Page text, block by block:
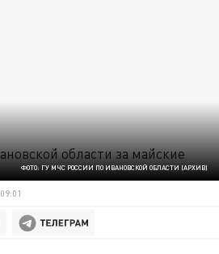
ФОТО: ГУ МЧС РОССИИ ПО ИВАНОВСКОЙ ОБЛАСТИ (АРХИВ)